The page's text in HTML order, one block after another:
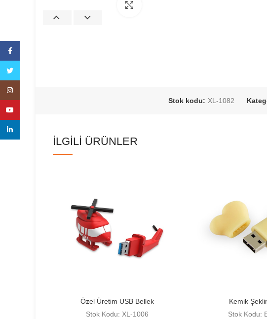
Stok kodu: XL-1082
İLGILI ÜRÜNLER
Özel Üretim USB Bellek
Stok Kodu: XL-1006
Kemik
Stok Kodu: